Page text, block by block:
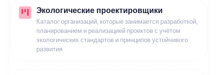
Экологические проектировщики
Каталог организаций, которые занимается разработкой,
планированием и реализацией проектов с учётом
экологических стандартов и принципов устойчивого
развития